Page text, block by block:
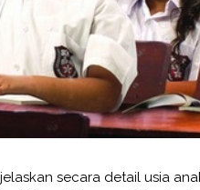
secara detail usia